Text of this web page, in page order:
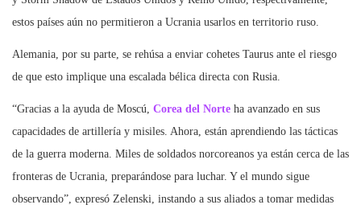
estos países aún no permitieron a Ucrania usarlos en territorio ruso.
Alemania, por su parte, se rehúsa a enviar cohetes Taurus ante el riesgo
de que esto implique una escalada bélica directa con Rusia.
“Gracias a la ayuda de Moscú, Corea del Norte ha avanzado en sus
capacidades de artillería y misiles. Ahora, están aprendiendo las tácticas
de la guerra moderna. Miles de soldados norcoreanos ya están cerca de las
fronteras de Ucrania, preparándose para luchar. Y el mundo sigue
observando”, expresó Zelenski, instando a sus aliados a tomar medidas